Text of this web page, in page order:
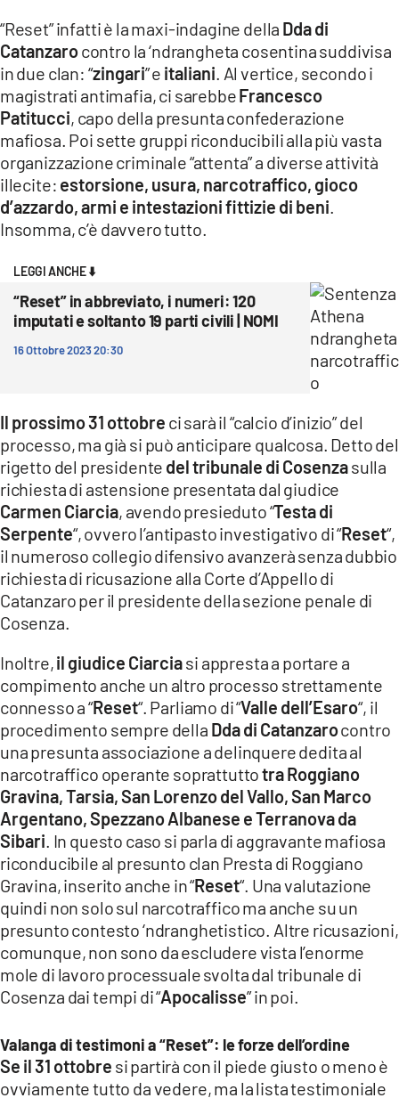
App
ANDROID
APPLE
“Reset” infatti è la maxi-indagine della Dda di
Catanzarocontro la ‘ndrangheta cosentina suddivisa
in due clan: “zingari” e italiani . Al vertice, secondo i
magistrati antimafia, ci sarebbeFrancesco
Patitucci, capo della presunta confederazione
mafiosa. Poi sette gruppi riconducibili alla più vasta
organizzazione criminale “attenta” a diverse attività
illecite: estorsione, usura, narcotraffico, gioco
d’azzardo, armi e intestazioni fittizie di beni
Insomma, c’è davvero tutto.
LEGGI ANCHE ⬇️
“Reset” in abbreviato, i numeri: 120
imputati e soltanto 19 parti civili | NOMI
16 Ottobre 2023 20:30
Il prossimo 31 ottobre ci sarà il “calcio d’inizio” del
processo, ma già si può anticipare qualcosa. Detto del
rigetto del presidente del tribunale di Cosenzasulla
richiesta di astensione presentata dal giudice
Carmen Ciarcia, avendo presieduto “Testa di
Serpente“, ovvero l’antipasto investigativo di “Reset“,
il numeroso collegio difensivo avanzerà senza dubbio
richiesta di ricusazione alla Corte d’Appello di
Catanzaro per il presidente della sezione penale di
Cosenza.
Inoltre,il giudice Ciarciasi appresta a portare a
compimento anche un altro processo strettamente
connesso a “Reset“. Parliamo di “Valle dell’Esaro“, il
procedimento sempre della Dda di Catanzarocontro
una presunta associazione a delinquere dedita al
narcotraffico operante soprattuttotra Roggiano
Gravina, Tarsia, San Lorenzo del Vallo, San Marco
Argentano, Spezzano Albanese e Terranova da
Sibari . In questo caso si parla di aggravante mafiosa
riconducibile al presunto clan Presta di Roggiano
Gravina, inserito anche in “Reset“. Una valutazione
quindi non solo sul narcotraffico ma anche su un
presunto contesto ‘ndranghetistico. Altre ricusazioni,
comunque, non sono da escludere vista l’enorme
mole di lavoro processuale svolta dal tribunale di
Cosenza dai tempi di “Apocalisse” in poi.
Valanga di testimoni a “Reset”: le forze dell’ordine
Se il 31 ottobre si partirà con il piede giusto o meno è
ovviamente tutto da vedere, ma la lista testimoniale